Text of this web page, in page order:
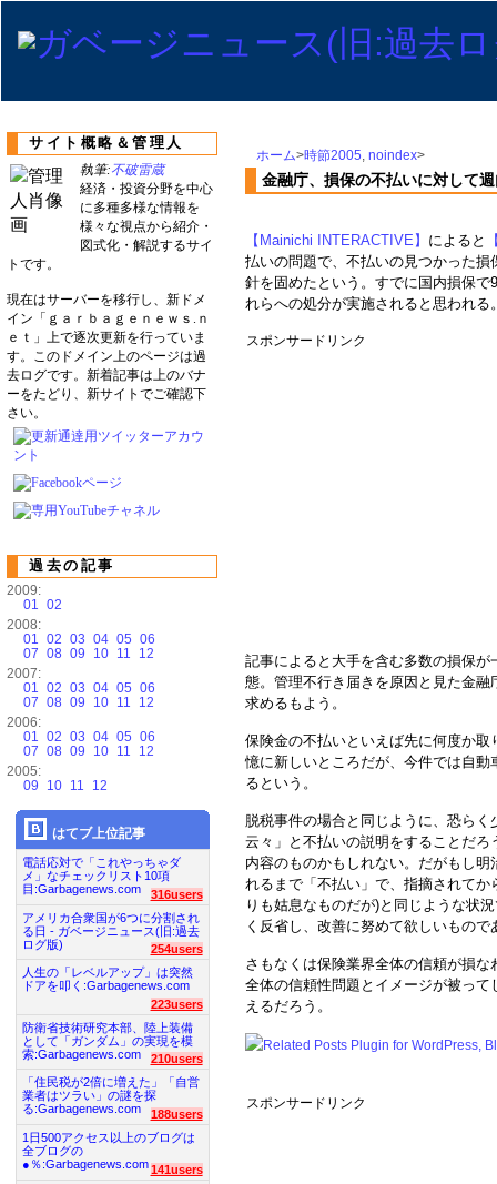
ホーム>時節2005, noindex>
金融庁、損保の不払いに対して
【Mainichi INTERACTIVE】 によると
払いの問題で、不払いの見つかった
針を固めたという。すでに国内損保
れらへの処分が実施されると思われる
スポンサードリンク
記事によると大手を含む多数の損保
態。管理不行き届きを原因と見た金
求めるもよう。
保険金の不払いといえば先に何度か
憶に新しいところだが、今件では自
るという。
脱税事件の場合と同じように、恐ら
云々」と不払いの説明をすることだ
内容のものかもしれない。だがもし
れるまで「不払い」で、指摘されて
りも姑息なものだが)と同じような状
く反省し、改善に努めて欲しいもので
さもなくは保険業界全体の信頼が損
全体の信頼性問題とイメージが被っ
えるだろう。
スポンサードリンク
サイト概略＆管理人
執筆:不破雷蔵
経済・投資分野を中心
に多種多様な情報を
様々な視点から紹介・
図式化・解説するサイ
トです。
現在はサーバーを移行し、新ドメ
イン「ｇａｒｂａｇｅｎｅｗｓ.ｎ
ｅｔ」上で逐次更新を行っていま
す。このドメイン上のページは過
去ログです。新着記事は上のバナ
ーをたどり、新サイトでご確認下
さい。
過去の記事
2009:
01 02
2008:
01 02 03 04 05 06
07 08 09 10 11
12
2007:
01 02 03 04 05 06
07 08 09 10 11
12
2006:
01 02 03 04 05 06
07 08 09 10 11
12
2005:
09
10 11 12
はてブ上位記事
電話応対で「これやっちゃダ
メ」なチェックリスト10項
目:Garbagenews.com
316users
アメリカ合衆国が6つに分割され
る日 - ガベージニュース(旧:過去
ログ版)
254users
人生の「レベルアップ」は突然
ドアを叩く:Garbagenews.com
223users
防衛省技術研究本部、陸上装備
として「ガンダム」の実現を模
索:Garbagenews.com
210users
「住民税が2倍に増えた」「自営
業者はツラい」の謎を探
る:Garbagenews.com
188users
1日500アクセス以上のブログは
全ブログの
●％:Garbagenews.com 141users